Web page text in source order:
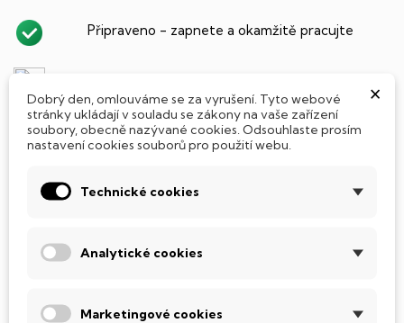
Připraveno - zapnete a okamžitě pracujte
Tento notebook je vybaven
diskem, který na rozdíl od starších magnetických HDD
součástmi a je tak mnohem méně náchylný
×
Dobrý den, omlouváme se za vyrušení. Tyto webové
stránky ukládají v souladu se zákony na vaše zařízení
soubory, obecně nazývané cookies. Odsouhlaste prosím
nastavení cookies souborů pro použití webu.
Technické cookies
Analytické cookies
Marketingové cookies